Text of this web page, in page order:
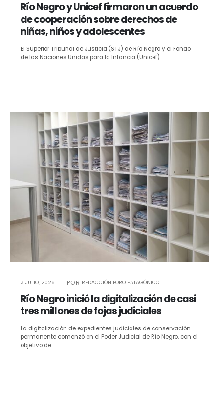
Río Negro y Unicef firmaron un acuerdo
de cooperación sobre derechos de
niñas, niños y adolescentes
El Superior Tribunal de Justicia (STJ) de Río Negro y el Fondo
de las Naciones Unidas para la Infancia (Unicef)...
3 JULIO, 2026 REDACCIÓN FORO PATAGÓNICO
Río Negro inició la digitalización de casi
tres millones de fojas judiciales
La digitalización de expedientes judiciales de conservación
permanente comenzó en el Poder Judicial de Río Negro, con el
objetivo de...